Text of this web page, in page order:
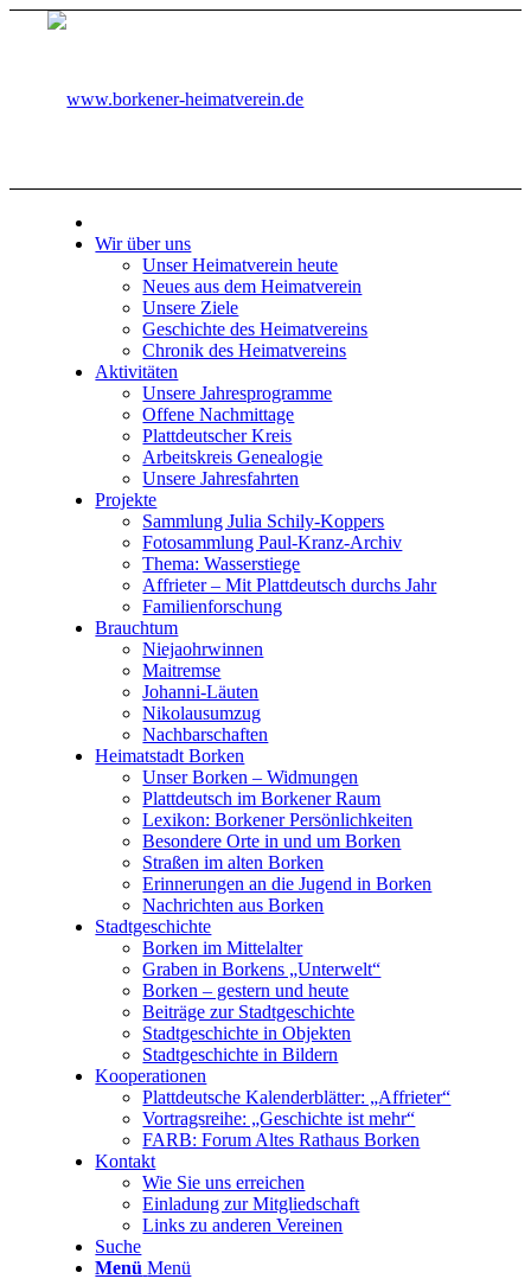
Wir über uns
Unser Heimatverein heute
Neues aus dem Heimatverein
Unsere Ziele
Geschichte des Heimatvereins
Chronik des Heimatvereins
Aktivitäten
Unsere Jahresprogramme
Offene Nachmittage
Plattdeutscher Kreis
Arbeitskreis Genealogie
Unsere Jahresfahrten
Projekte
Sammlung Julia Schily-Koppers
Fotosammlung Paul-Kranz-Archiv
Thema: Wasserstiege
Affrieter – Mit Plattdeutsch durchs Jahr
Familienforschung
Brauchtum
Niejaohrwinnen
Maitremse
Johanni-Läuten
Nikolausumzug
Nachbarschaften
Heimatstadt Borken
Unser Borken – Widmungen
Plattdeutsch im Borkener Raum
Lexikon: Borkener Persönlichkeiten
Besondere Orte in und um Borken
Straßen im alten Borken
Erinnerungen an die Jugend in Borken
Nachrichten aus Borken
Stadtgeschichte
Borken im Mittelalter
Graben in Borkens „Unterwelt“
Borken – gestern und heute
Beiträge zur Stadtgeschichte
Stadtgeschichte in Objekten
Stadtgeschichte in Bildern
Kooperationen
Plattdeutsche Kalenderblätter: „Affrieter“
Vortragsreihe: „Geschichte ist mehr“
FARB: Forum Altes Rathaus Borken
Kontakt
Wie Sie uns erreichen
Einladung zur Mitgliedschaft
Links zu anderen Vereinen
Suche
Menü Menü